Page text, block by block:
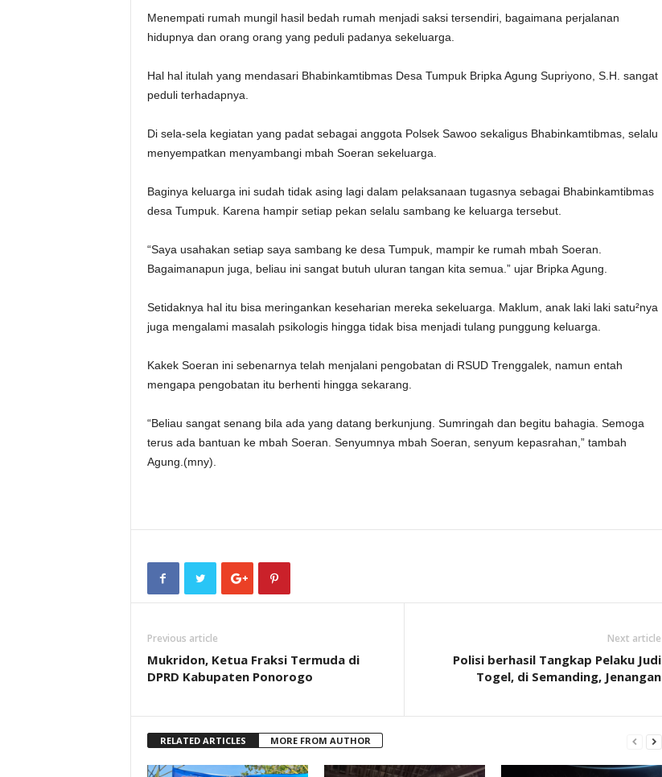
Menempati rumah mungil hasil bedah rumah menjadi saksi tersendiri, bagaimana perjalanan
hidupnya dan orang orang yang peduli padanya sekeluarga.
Hal hal itulah yang mendasari Bhabinkamtibmas Desa Tumpuk Bripka Agung Supriyono, S.H. sangat
peduli terhadapnya.
Di sela-sela kegiatan yang padat sebagai anggota Polsek Sawoo sekaligus Bhabinkamtibmas, selalu
menyempatkan menyambangi mbah Soeran sekeluarga.
Baginya keluarga ini sudah tidak asing lagi dalam pelaksanaan tugasnya sebagai Bhabinkamtibmas
desa Tumpuk. Karena hampir setiap pekan selalu sambang ke keluarga tersebut.
“Saya usahakan setiap saya sambang ke desa Tumpuk, mampir ke rumah mbah Soeran.
Bagaimanapun juga, beliau ini sangat butuh uluran tangan kita semua.” ujar Bripka Agung.
Setidaknya hal itu bisa meringankan keseharian mereka sekeluarga. Maklum, anak laki laki satu²nya
juga mengalami masalah psikologis hingga tidak bisa menjadi tulang punggung keluarga.
Kakek Soeran ini sebenarnya telah menjalani pengobatan di RSUD Trenggalek, namun entah
mengapa pengobatan itu berhenti hingga sekarang.
“Beliau sangat senang bila ada yang datang berkunjung. Sumringah dan begitu bahagia. Semoga
terus ada bantuan ke mbah Soeran. Senyumnya mbah Soeran, senyum kepasrahan,” tambah
Agung.(mny).
Previous article
Mukridon, Ketua Fraksi Termuda di
DPRD Kabupaten Ponorogo
Next article
Polisi berhasil Tangkap Pelaku Judi
Togel, di Semanding, Jenangan
RELATED ARTICLES MORE FROM AUTHOR